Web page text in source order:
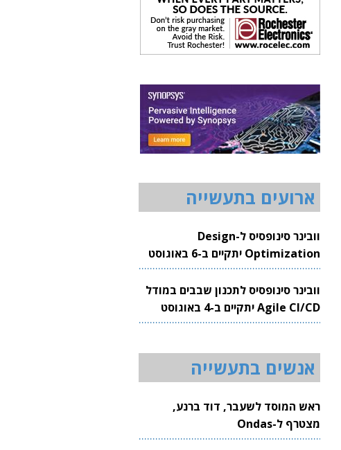
ארועים בתעשייה
וובינר סינופסיס ל-Design
Optimization יתקיים ב-6 באוגוסט
2026
וובינר סינופסיס לתכנון שבבים במודל
Agile CI/CD יתקיים ב-4 באוגוסט
2026
אנשים בתעשייה
ראש המוסד לשעבר, דוד ברנע,
מצטרף ל-Ondas